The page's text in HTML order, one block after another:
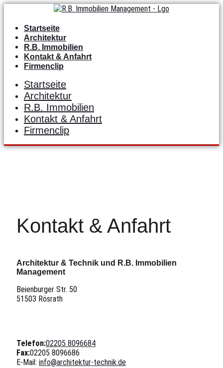
springenStartseite
Architektur
R.B. Immobilien
Kontakt & Anfahrt
Firmenclip
Startseite
Architektur
R.B. Immobilien
Kontakt & Anfahrt
Firmenclip
Kontakt & Anfahrt
Architektur & Technik und R.B. Immobilien
Management
Beienburger Str. 50
51503 Rösrath
Telefon:02205 8096684
Fax:02205 8096686
E-Mail: info@architektur-technik.de